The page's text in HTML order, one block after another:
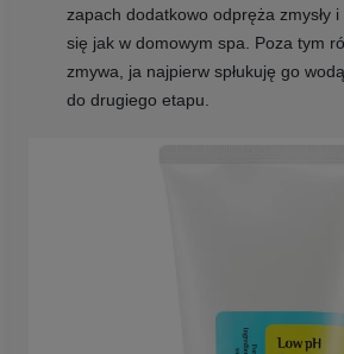
zapach dodatkowo odpręża zmysły
się jak w domowym spa. Poza tym
zmywa, ja najpierw spłukuję go
do drugiego etapu.